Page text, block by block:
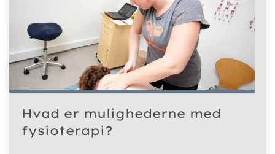
Hvad er mulighederne med
fysioterapi?